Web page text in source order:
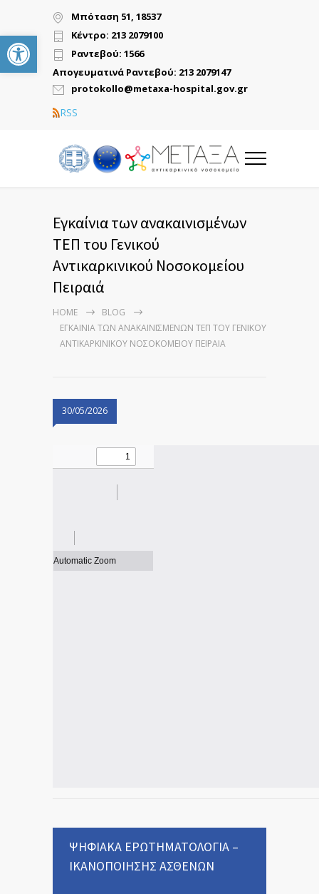
Ανοίξτε τη γραμμή εργαλείων
Μπόταση 51, 18537
Κέντρο: 213 2079100
Ραντεβού: 1566
Απογευματινά Ραντεβού: 213 2079147
protokollo@metaxa-hospital.gov.gr
RSS
Εγκαίνια των ανακαινισμένων
ΤΕΠ του Γενικού
Αντικαρκινικού Νοσοκομείου
Πειραιά
HOME
BLOG
ΕΓΚΑΊΝΙΑ ΤΩΝ ΑΝΑΚΑΙΝΙΣΜΈΝΩΝ ΤΕΠ ΤΟΥ ΓΕΝΙΚΟΎ
ΑΝΤΙΚΑΡΚΙΝΙΚΟΎ ΝΟΣΟΚΟΜΕΊΟΥ ΠΕΙΡΑΙΆ
30/05/2026
ΨΗΦΙΑΚΑ ΕΡΩΤΗΜΑΤΟΛΟΓΙΑ –
ΙΚΑΝΟΠΟΙΗΣΗΣ ΑΣΘΕΝΩΝ